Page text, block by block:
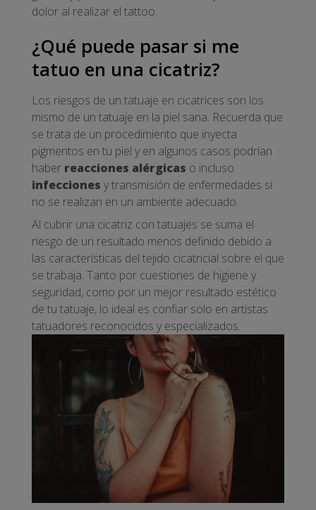
dolor al realizar el tattoo.
¿Qué puede pasar si me
tatuo en una cicatriz?
Los riesgos de un tatuaje en cicatrices son los
mismo de un tatuaje en la piel sana. Recuerda que
se trata de un procedimiento que inyecta
pigmentos en tu piel y en algunos casos podrían
haber reacciones alérgicas o incluso
infecciones y transmisión de enfermedades si
no se realizan en un ambiente adecuado.
Al cubrir una cicatriz con tatuajes se suma el
riesgo de un resultado menos definido debido a
las características del tejido cicatricial sobre el que
se trabaja. Tanto por cuestiones de higiene y
seguridad, como por un mejor resultado estético
de tu tatuaje, lo ideal es confiar solo en artistas
tatuadores reconocidos y especializados.